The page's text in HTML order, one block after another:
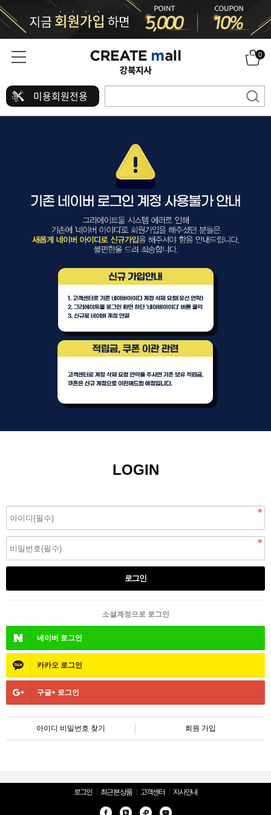
0
미용회원전용
LOGIN
소셜계정으로 로그인
네이버 로그인
카카오 로그인
구글+ 로그인
아이디 비밀번호 찾기 회원 가입
로그인 최근 본 상품 고객센터 지사안내